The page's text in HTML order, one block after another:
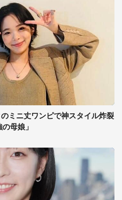
ミニ丈ワンピで神スタイル炸裂
母娘」